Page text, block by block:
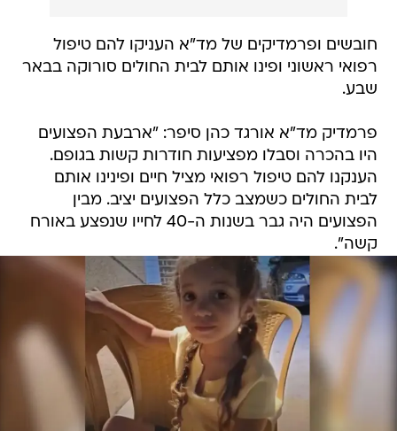
חובשים ופרמדיקים של מד"א העניקו להם טיפול
רפואי ראשוני ופינו אותם לבית החולים סורוקה בבאר
שבע.
פרמדיק מד"א אורגד כהן סיפר: "ארבעת הפצועים
היו בהכרה וסבלו מפציעות חודרות קשות בגופם.
הענקנו להם טיפול רפואי מציל חיים ופינינו אותם
לבית החולים כשמצב כלל הפצועים יציב. מבין
הפצועים היה גבר בשנות ה-40 לחייו שנפצע באורח
קשה".